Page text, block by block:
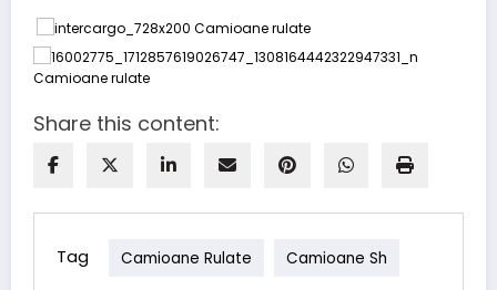
Share this content:
Tag Camioane Rulate Camioane Sh